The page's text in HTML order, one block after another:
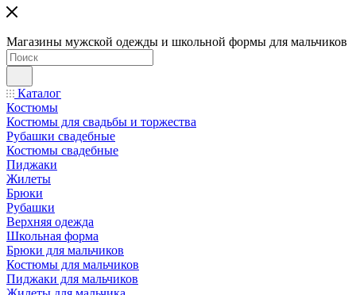
Магазины мужской одежды и школьной формы для мальчиков
Каталог
Костюмы
Костюмы для свадьбы и торжества
Рубашки свадебные
Костюмы свадебные
Пиджаки
Жилеты
Брюки
Рубашки
Верхняя одежда
Школьная форма
Брюки для мальчиков
Костюмы для мальчиков
Пиджаки для мальчиков